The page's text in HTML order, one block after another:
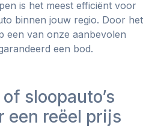
is het meest efficiënt voor
binnen jouw regio. Door het
een van onze aanbevolen
een bod.
sloopauto’s
een reëel prijs